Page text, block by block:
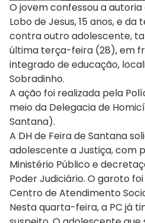
O jovem confessou a
Lobo de Jesus, 15 anos, e
contra outro adolescente,
última terça-feira (28), em
integrado de educação,
Sobradinho.
A ação foi realizada pela
meio da Delegacia de
Santana).
A DH de Feira de Santana
adolescente a Justiça, com
Ministério Público e
Poder Judiciário. O garoto
Centro de Atendimento
Nesta quarta-feira, a PC já